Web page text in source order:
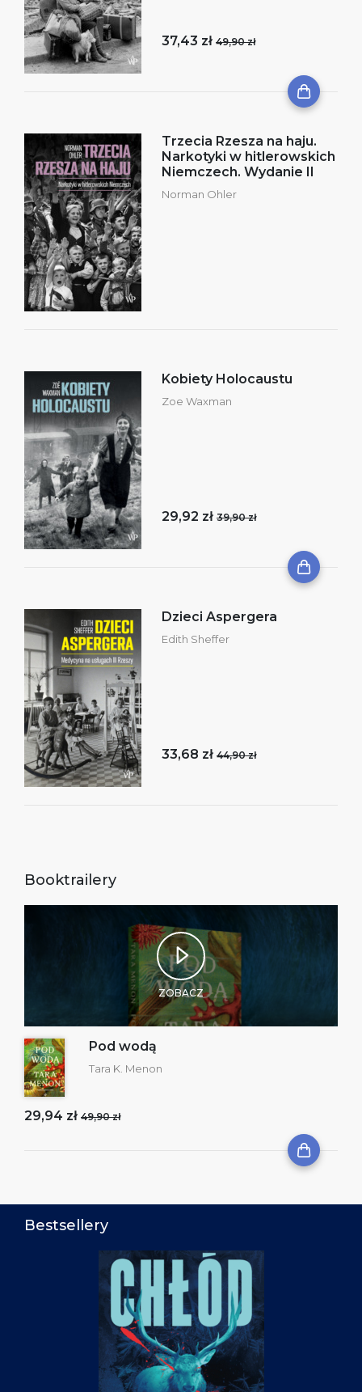
37,43 zł 49,90 zł
Trzecia Rzesza na haju.
Narkotyki w hitlerowskich
Niemczech. Wydanie II
Norman Ohler
Kobiety Holocaustu
Zoe Waxman
29,92 zł 39,90 zł
Dzieci Aspergera
Edith Sheffer
33,68 zł 44,90 zł
Booktrailery
ZOBACZ
Pod wodą
Tara K. Menon
29,94 zł 49,90 zł
Bestsellery